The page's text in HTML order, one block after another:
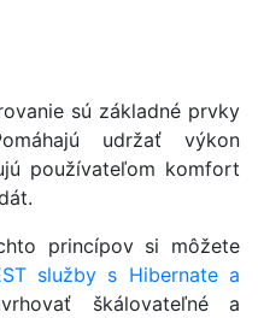
sú základné prvky
udržať výkon
používateľom komfort
princípov si môžete
služby s Hibernate a
škálovateľné a